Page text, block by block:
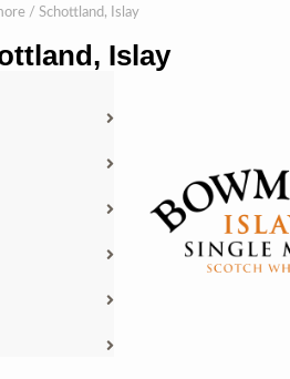
/ Schottland, Islay
Islay